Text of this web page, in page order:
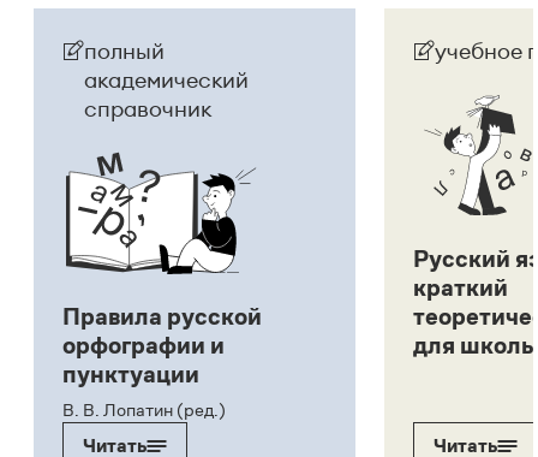
полный
академический
справочник
Правила русской
орфографии и
пунктуации
В. В. Лопатин (ред.)
Читать
учебное
Русский
краткий
для
Читать